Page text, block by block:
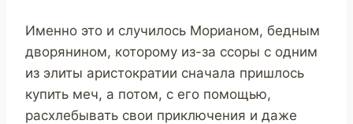
Именно это и случилось Морианом, бедным
дворянином, которому из-за ссоры с одним
из элиты аристократии сначала пришлось
купить меч, а потом, с его помощью,
расхлебывать свои приключения и даже